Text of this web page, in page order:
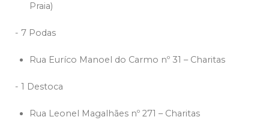
Praia)
- 7 Podas
Rua Euríco Manoel do Carmo nº 31 – Charitas
- 1 Destoca
Rua Leonel Magalhães nº 271 – Charitas